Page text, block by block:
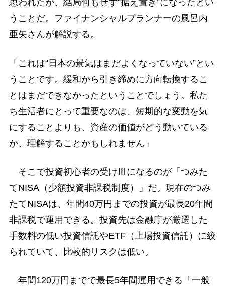
思われたが、結局何もせず“据え置き”になったとい
うことだ。ファイナンシャルプランナーの風呂内
亜矢さんが解説する。
「これは“日本の景気はまだよくなっていない”とい
うことです。緩和から引き締めに方向転換するこ
とはまだできなかったということでしょう。私た
ち生活者にとって重要なのは、短期的な変動を気
にすることよりも、資産の価値がどう動いている
か、理解することかもしれません」
そこで投資初心者の受け皿になるのが「つみた
てNISA（少額投資非課税制度）」だ。現在のつみ
たてNISAは、年間40万円までの投資が最長20年間
非課税で運用できる。投資先は金融庁が厳選した
手数料の低い投資信託やETF（上場投資信託）に絞
られていて、比較的リスクは低い。
年間120万円までで最長5年間運用できる「一般